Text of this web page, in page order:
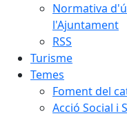
Normativa
l'Ajuntament
RSS
Turisme
Temes
Foment del
Acció Social i